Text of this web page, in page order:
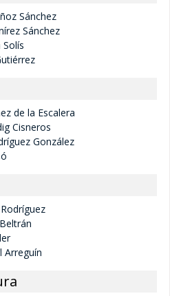
semestral
de Filosofía y Letras
de Investigaciones
Externos
Sánchez
Sánchez
de la Escalera
Cisneros
González
Arreguín